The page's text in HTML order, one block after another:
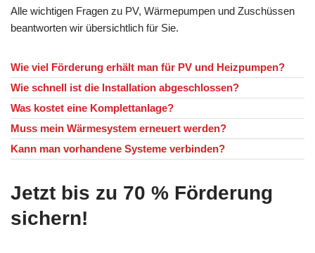
Alle wichtigen Fragen zu PV, Wärmepumpen und Zuschüssen
beantworten wir übersichtlich für Sie.
Wie viel Förderung erhält man für PV und Heizpumpen?
Wie schnell ist die Installation abgeschlossen?
Was kostet eine Komplettanlage?
Muss mein Wärmesystem erneuert werden?
Kann man vorhandene Systeme verbinden?
Jetzt bis zu 70 % Förderung
sichern!